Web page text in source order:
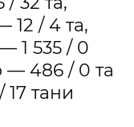
12 / 4 та,
1 535 / 0
— 486 / 0 та
тани